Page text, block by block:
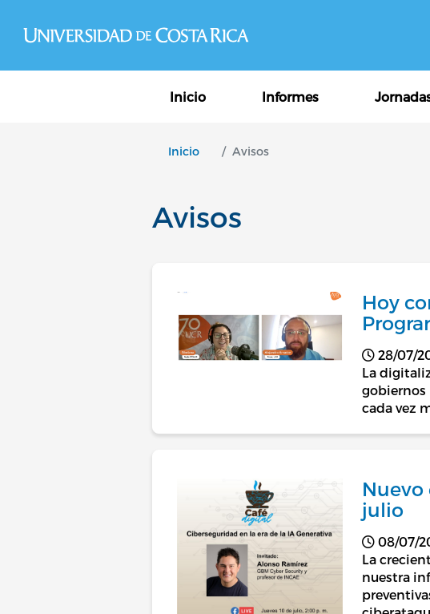
Navegación principal
Inicio Informes
Inicio Avisos
Avisos
Hoy
28/07/
La
gobiernos
cada vez
Nuevo
julio
08/07/
La
nuestra